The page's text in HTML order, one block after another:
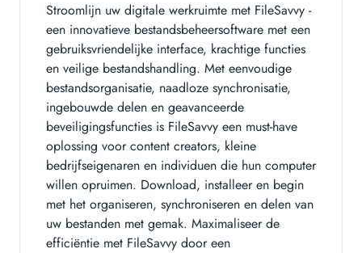
Stroomlijn uw digitale werkruimte met FileSavvy -
een innovatieve bestandsbeheersoftware met een
gebruiksvriendelijke interface, krachtige functies
en veilige bestandshandling. Met eenvoudige
bestandsorganisatie, naadloze synchronisatie,
ingebouwde delen en geavanceerde
beveiligingsfuncties is FileSavvy een must-have
oplossing voor content creators, kleine
bedrijfseigenaren en individuen die hun computer
willen opruimen. Download, installeer en begin
met het organiseren, synchroniseren en delen van
uw bestanden met gemak. Maximaliseer de
efficiëntie met FileSavvy door een